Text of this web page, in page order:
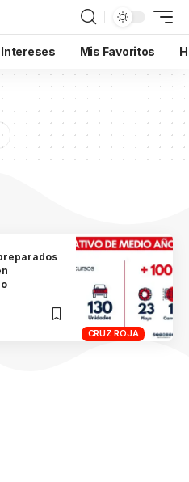
Mis Favoritos
CRUZ ROJA